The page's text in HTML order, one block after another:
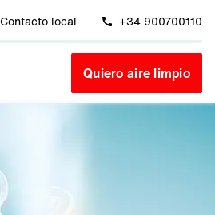
Contacto local +34 900700110
Quiero aire limpio